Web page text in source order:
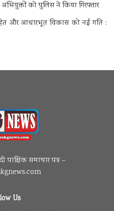
को पुलिस ने किया गिरफ्तार
और आधारभूत विकास को नई गति :
पाक्षिक समाचार पत्र –
Us